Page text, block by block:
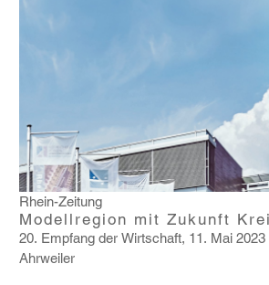
Rhein-Zeitung
Modellregion mit Zukunft
20. Empfang der Wirt­schaft, 11. Mai
Ahrweiler